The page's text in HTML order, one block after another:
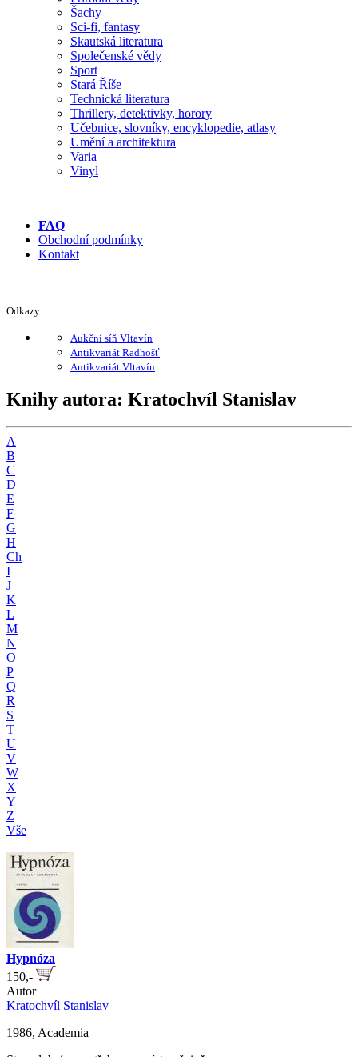
Šachy
Sci-fi, fantasy
Skautská literatura
Společenské vědy
Sport
Stará Říše
Technická literatura
Thrillery, detektivky, horory
Učebnice, slovníky, encyklopedie, atlasy
Umění a architektura
Varia
Vinyl
FAQ
Obchodní podmínky
Kontakt
Odkazy:
Aukční síň Vltavín
Antikvariát Radhošť
Antikvariát Vltavín
Knihy autora: Kratochvíl Stanislav
A
B
C
D
E
F
G
H
Ch
I
J
K
L
M
N
O
P
Q
R
S
T
U
V
W
X
Y
Z
Vše
Hypnóza
150,-
Autor
Kratochvíl Stanislav
1986, Academia